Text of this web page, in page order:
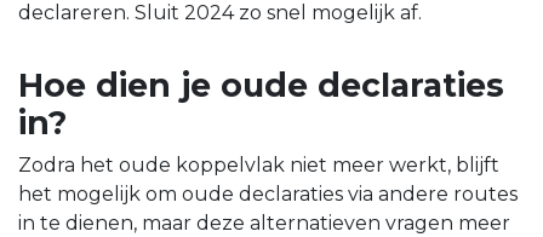
declareren. Sluit 2024 zo snel mogelijk af.
Hoe dien je oude declaraties
in?
Zodra het oude koppelvlak niet meer werkt, blijft
het mogelijk om oude declaraties via andere routes
in te dienen, maar deze alternatieven vragen meer